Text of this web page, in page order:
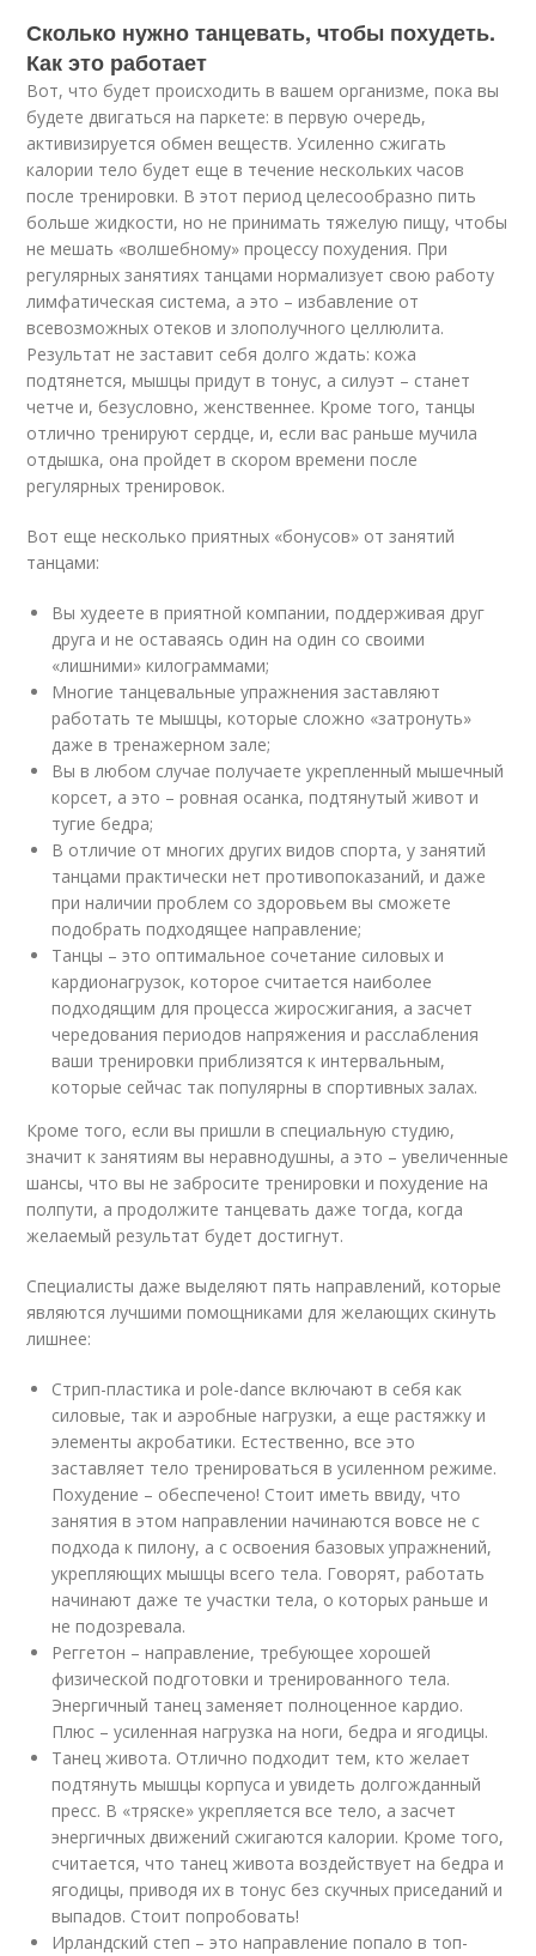
Сколько нужно танцевать, чтобы похудеть.
Как это работает
Вот, что будет происходить в вашем организме, пока вы
будете двигаться на паркете: в первую очередь,
активизируется обмен веществ. Усиленно сжигать
калории тело будет еще в течение нескольких часов
после тренировки. В этот период целесообразно пить
больше жидкости, но не принимать тяжелую пищу, чтобы
не мешать «волшебному» процессу похудения. При
регулярных занятиях танцами нормализует свою работу
лимфатическая система, а это – избавление от
всевозможных отеков и злополучного целлюлита.
Результат не заставит себя долго ждать: кожа
подтянется, мышцы придут в тонус, а силуэт – станет
четче и, безусловно, женственнее. Кроме того, танцы
отлично тренируют сердце, и, если вас раньше мучила
отдышка, она пройдет в скором времени после
регулярных тренировок.
Вот еще несколько приятных «бонусов» от занятий
танцами:
Вы худеете в приятной компании, поддерживая друг
друга и не оставаясь один на один со своими
«лишними» килограммами;
Многие танцевальные упражнения заставляют
работать те мышцы, которые сложно «затронуть»
даже в тренажерном зале;
Вы в любом случае получаете укрепленный мышечный
корсет, а это – ровная осанка, подтянутый живот и
тугие бедра;
В отличие от многих других видов спорта, у занятий
танцами практически нет противопоказаний, и даже
при наличии проблем со здоровьем вы сможете
подобрать подходящее направление;
Танцы – это оптимальное сочетание силовых и
кардионагрузок, которое считается наиболее
подходящим для процесса жиросжигания, а засчет
чередования периодов напряжения и расслабления
ваши тренировки приблизятся к интервальным,
которые сейчас так популярны в спортивных залах.
Кроме того, если вы пришли в специальную студию,
значит к занятиям вы неравнодушны, а это – увеличенные
шансы, что вы не забросите тренировки и похудение на
полпути, а продолжите танцевать даже тогда, когда
желаемый результат будет достигнут.
Специалисты даже выделяют пять направлений, которые
являются лучшими помощниками для желающих скинуть
лишнее:
Стрип-пластика и pole-dance включают в себя как
силовые, так и аэробные нагрузки, а еще растяжку и
элементы акробатики. Естественно, все это
заставляет тело тренироваться в усиленном режиме.
Похудение – обеспечено! Стоит иметь ввиду, что
занятия в этом направлении начинаются вовсе не с
подхода к пилону, а с освоения базовых упражнений,
укрепляющих мышцы всего тела. Говорят, работать
начинают даже те участки тела, о которых раньше и
не подозревала.
Реггетон – направление, требующее хорошей
физической подготовки и тренированного тела.
Энергичный танец заменяет полноценное кардио.
Плюс – усиленная нагрузка на ноги, бедра и ягодицы.
Танец живота. Отлично подходит тем, кто желает
подтянуть мышцы корпуса и увидеть долгожданный
пресс. В «тряске» укрепляется все тело, а засчет
энергичных движений сжигаются калории. Кроме того,
считается, что танец живота воздействует на бедра и
ягодицы, приводя их в тонус без скучных приседаний и
выпадов. Стоит попробовать!
Ирландский степ – это направление попало в топ-